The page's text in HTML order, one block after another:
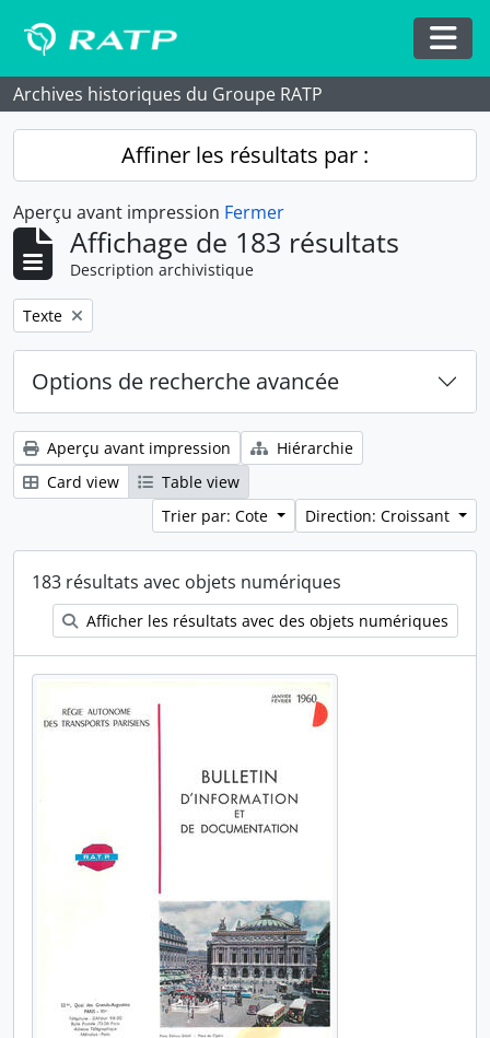
Archives historiques du Groupe RATP
Affiner les résultats par :
Aperçu avant impression Fermer
Affichage de 183 résultats
Description archivistique
Remove filter:
Texte
Options de recherche avancée
Aperçu avant impression
Hiérarchie
Card view
Table view
Trier par: Cote
Direction: Croissant
183 résultats avec objets numériques
Afficher les résultats avec des objets numériques